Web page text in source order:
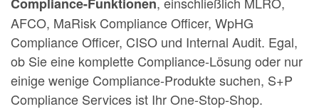
AFCO, MaRisk Compliance Officer, WpHG
Compliance Officer, CISO und Internal Audit. Egal,
ob Sie eine komplette Compliance-Lösung oder nur
einige wenige Compliance-Produkte suchen, S+P
Compliance Services ist Ihr One-Stop-Shop.